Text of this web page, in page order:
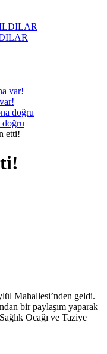
doğru
etti!
Mahallesi’nden geldi.
bir paylaşım yaparak
Ocağı ve Taziye